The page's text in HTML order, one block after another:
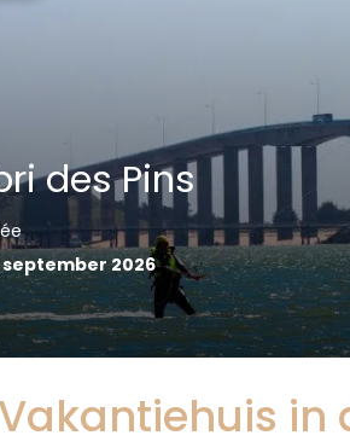
des Pins
september 2026
Vakantiehuis in